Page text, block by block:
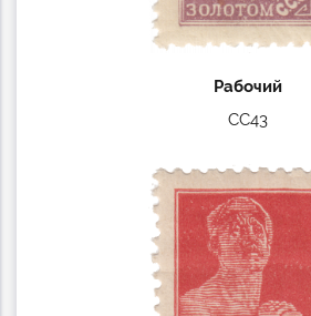
Рабочий
СС43